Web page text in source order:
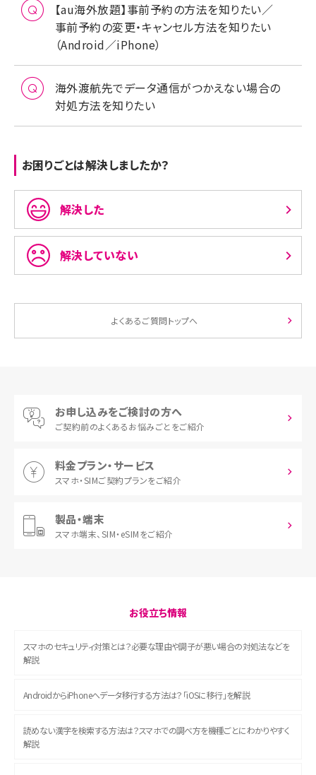
【au海外放題】事前予約の方法を知りたい／
事前予約の変更・キャンセル方法を知りたい
（Android／iPhone）
海外渡航先でデータ通信がつかえない場合の
対処方法を知りたい
お困りごとは解決しましたか？
解決した
解決していない
よくあるご質問トップへ
お申し込みをご検討の方へ
ご契約前のよくあるお悩みごとをご紹介
料金プラン・サービス
スマホ・SIMご契約プランをご紹介
製品・端末
スマホ端末、 SIM・eSIMをご紹介
お役立ち情報
スマホのセキュリティ対策とは？必要な理由や調子が悪い場合の対処法などを
解説
AndroidからiPhoneへデータ移行する方法は？「iOSに移行」を解説
読めない漢字を検索する方法は？スマホでの調べ方を機種ごとにわかりやすく
解説